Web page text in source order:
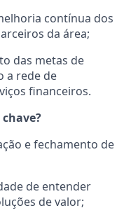
contínua dos
da área;
das metas de
a rede de
financeiros.
e fechamento de
de entender
de valor;